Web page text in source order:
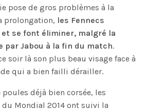
pose de gros problèmes à la
prolongation, les Fennecs
se font éliminer, malgré la
par Jabou à la fin du match.
soir là son plus beau visage face à
qui a bien failli dérailler.
poules déjà bien corsée, les
Mondial 2014 ont suivi la